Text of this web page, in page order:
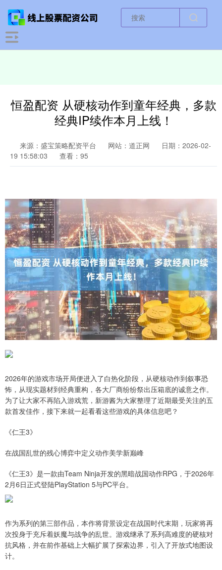
恒盈配资 从硬核动作到童年经典，多款
经典IP续作本月上线！
来源：盛宝策略配资平台 网站：道正网
日期：2026-02-
19 15:58:03
查看：95
2026年的游戏市场开局便进入了白热化阶段，从硬核动作到叙事恐
怖，从现实题材到经典重构，各大厂商纷纷祭出压箱底的诚意之作。
为了让大家不再陷入游戏荒，新游酱为大家整理了近期最受关注的五
款首发佳作，接下来就一起看看这些游戏的具体信息吧？
《仁王3》
在战国乱世的残心博弈中定义动作美学新巅峰
《仁王3》是一款由Team Ninja开发的黑暗战国动作RPG，于2026年
2月6日正式登陆PlayStation 5与PC平台。
作为系列的第三部作品，本作将背景设定在战国时代末期，玩家将再
次投身于充斥着妖魔与战争的乱世。游戏继承了系列高难度的硬核对
抗风格，并在前作基础上大幅扩展了探索边界，引入了开放式地图设
计。